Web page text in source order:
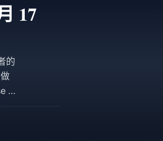
17
的
帳